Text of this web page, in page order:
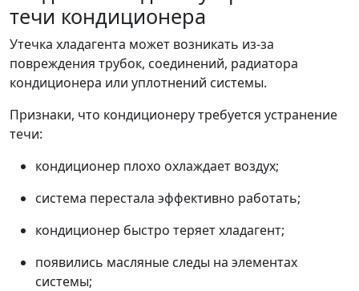
течи кондиционера
Утечка хладагента может возникать из-за
повреждения трубок, соединений, радиатора
кондиционера или уплотнений системы.
Признаки, что кондиционеру требуется устранение
течи:
кондиционер плохо охлаждает воздух;
система перестала эффективно работать;
кондиционер быстро теряет хладагент;
появились масляные следы на элементах
системы;